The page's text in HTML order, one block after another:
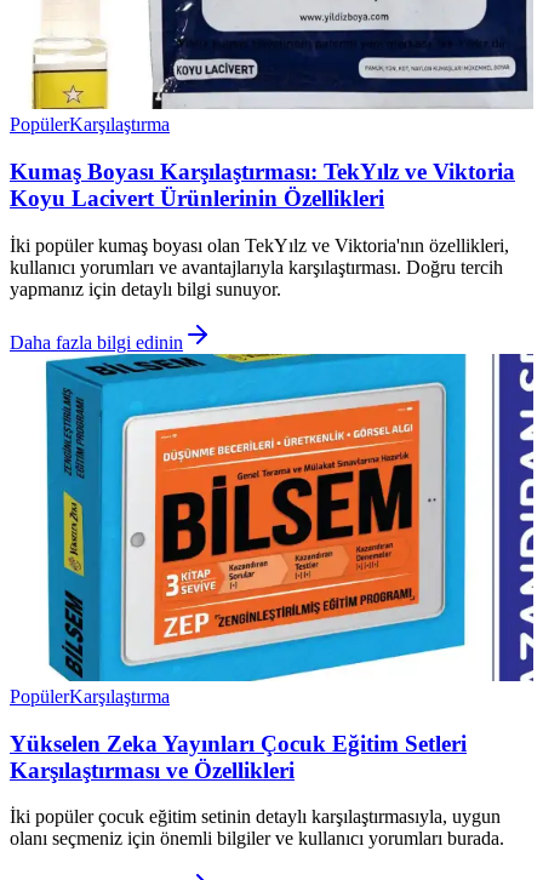
PopülerKarşılaştırma
Kumaş Boyası Karşılaştırması: TekYılz ve Viktoria
Koyu Lacivert Ürünlerinin Özellikleri
İki popüler kumaş boyası olan TekYılz ve Viktoria'nın özellikleri,
kullanıcı yorumları ve avantajlarıyla karşılaştırması. Doğru tercih
yapmanız için detaylı bilgi sunuyor.
Daha fazla bilgi edinin
PopülerKarşılaştırma
Yükselen Zeka Yayınları Çocuk Eğitim Setleri
Karşılaştırması ve Özellikleri
İki popüler çocuk eğitim setinin detaylı karşılaştırmasıyla, uygun
olanı seçmeniz için önemli bilgiler ve kullanıcı yorumları burada.